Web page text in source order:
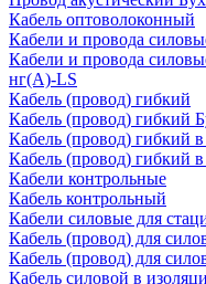
Кабель оптоволоконный
Кабели и провода
Кабели и провода
нг(А)-LS
Кабель (провод) гибкий
Кабель (провод) гибкий
Кабель (провод) гибкий
Кабель (провод) гибкий
Кабели контрольные
Кабель контрольный
Кабели силовые для
Кабель (провод) для
Кабель (провод) для
Кабель силовой в